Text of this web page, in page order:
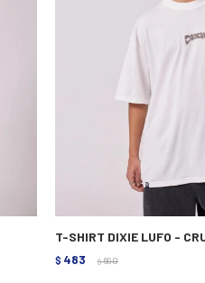
T-SHIRT DIXIE LUFO -
$ 483 $ 690